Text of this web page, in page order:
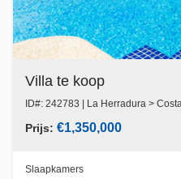
Villa te koop
ID#: 242783 | La Herradura >
Prijs: €1,350,000
Slaapkamers